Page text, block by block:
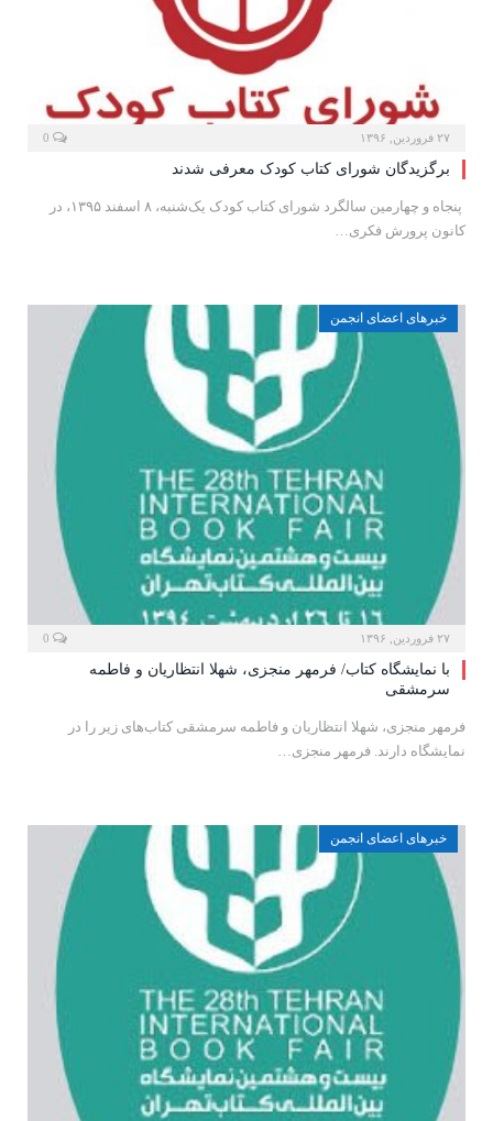
۲۷ فروردین, ۱۳۹۶
برگزیدگان شورای کتاب کودک معرفی شدند
پنجاه و چهارمین سالگرد شورای کتاب کودک یک‌شنبه، ۸ اسفند ۱۳۹۵، در
کانون پرورش فکری…
خبرهای اعضای انجمن
۲۷ فروردین, ۱۳۹۶
با نمایشگاه کتاب/ فرمهر منجزی، شهلا انتظاریان و فاطمه
سرمشقی
فرمهر منجزی، شهلا انتظاریان و فاطمه سرمشقی کتاب‌های زیر را در
نمایشگاه دارند. فرمهر منجزی…
خبرهای اعضای انجمن